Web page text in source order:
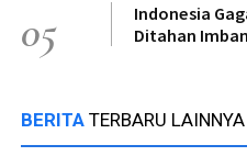
05
Indonesia
Ditahan
BERITA TERBARU LAINNYA